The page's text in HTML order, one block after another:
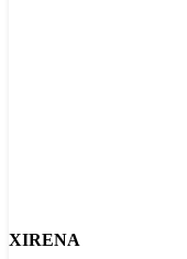
XIRENA